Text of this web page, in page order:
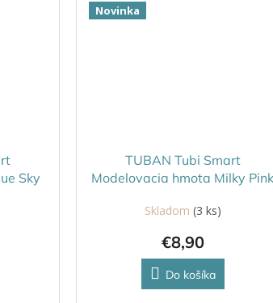
Sky
Novinka
TUBAN Tubi Smart
Modelovacia hmota Milky Pink
Skladom (3 ks)
€8,90
Do košíka